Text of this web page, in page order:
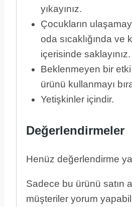
yıkayınız.
Çocukların
oda sıcaklığında ve
içerisinde saklayınız.
Beklenmeyen bir
ürünü kullanmayı
Yetişkinler içindir.
Değerlendirmeler
Henüz değerlendirme
Sadece bu ürünü satın
müşteriler yorum